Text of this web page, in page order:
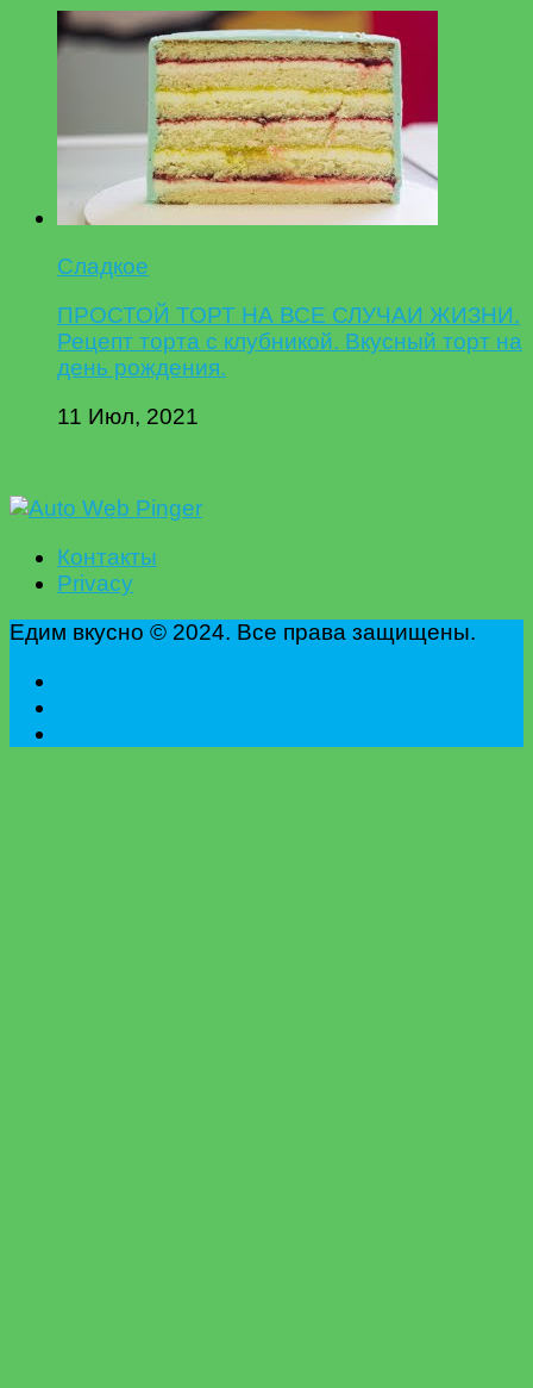
Сладкое
ПРОСТОЙ ТОРТ НА ВСЕ СЛУЧАИ ЖИЗНИ.
Рецепт торта с клубникой. Вкусный торт на
день рождения.
11 Июл, 2021
Контакты
Privacy
Едим вкусно © 2024. Все права защищены.